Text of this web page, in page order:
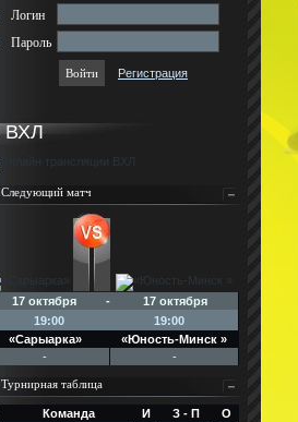
Логин
Пароль
Регистрация
ВХЛ
Следующий матч
17 октября - 17 октября
19:00
19:00
«Сарыарка»
«Юность-Минск »
-
-
Турнирная таблица
Команда И З - П
О